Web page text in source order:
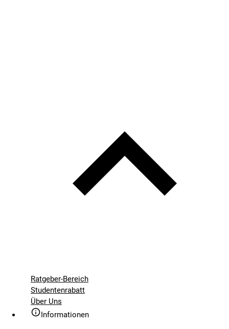
Ratgeber-Bereich
Studentenrabatt
Über Uns
Informationen